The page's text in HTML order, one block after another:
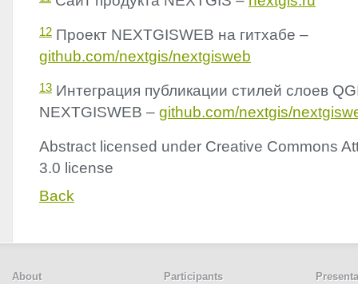
12 Проект NEXTGISWEB на гитхабе –
github.com/nextgis/nextgisweb
13 Интеграция публикации стилей слоев
NEXTGISWEB – github.com/nextgis/
Abstract licensed under Creative Commons
3.0 license
Back
About Participants